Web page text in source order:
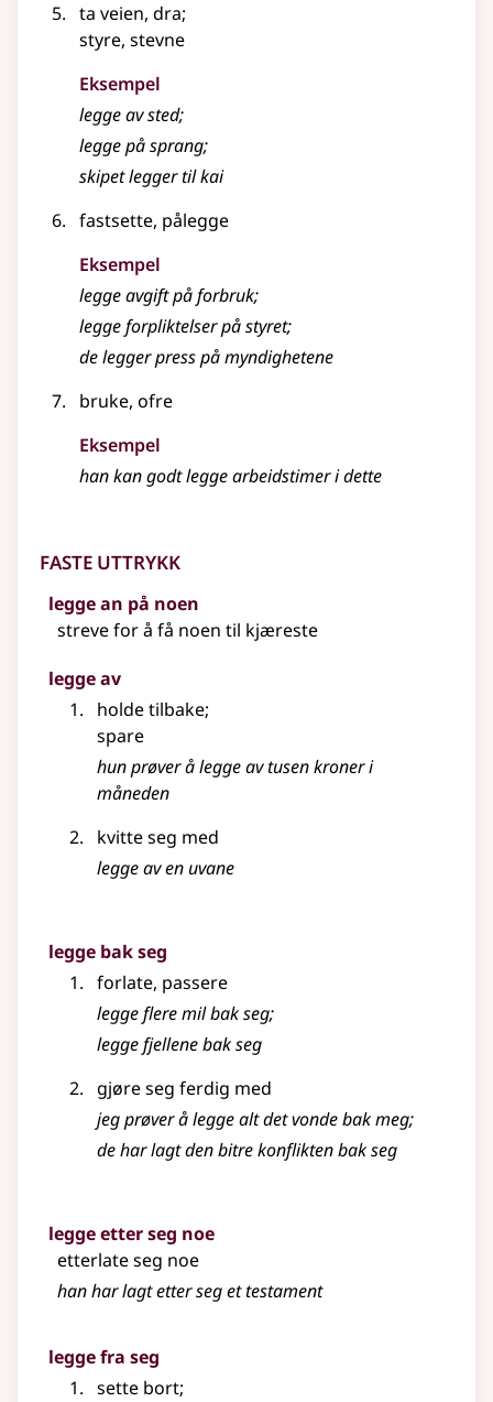
ta veien, dra;
styre, stevne
Eksempel
leggeav sted;
leggepå sprang;
skipetleggertil kai
fastsette, pålegge
Eksempel
leggeavgift på forbruk;
leggeforpliktelser på styret;
deleggerpress på myndighetene
bruke, ofre
Eksempel
han kan godt legge arbeidstimer i dette
Faste uttrykk
legge an på noen
streve for å få noen til kjæreste
legge av
holde tilbake;
spare
hun prøver å legge av tusen kroner i
måneden
kvitte seg med
legge av en uvane
legge bak seg
forlate, passere
legge flere mil bak seg;
legge fjellene bak seg
gjøre seg ferdig med
jeg prøver å legge alt det vonde bak meg;
de har lagt den bitre konflikten bak seg
legge etter seg noe
etterlate seg noe
han har lagt etter seg et testament
legge fra seg
sette bort;